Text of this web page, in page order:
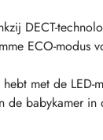
DECT-
ECO-modus
met de LED-
de babykamer in